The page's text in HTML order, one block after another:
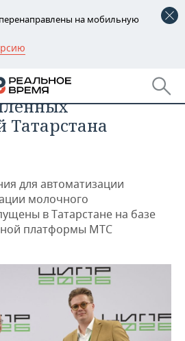
на мобильную
ПФО
для
Татарстана
для автоматизации
молочного
в Татарстане на базе
платформы МТС